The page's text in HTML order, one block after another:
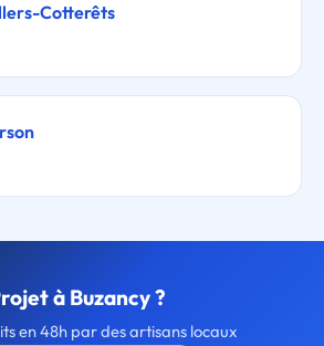
Cotterêts
à Buzancy ?
en 48h par des artisans locaux